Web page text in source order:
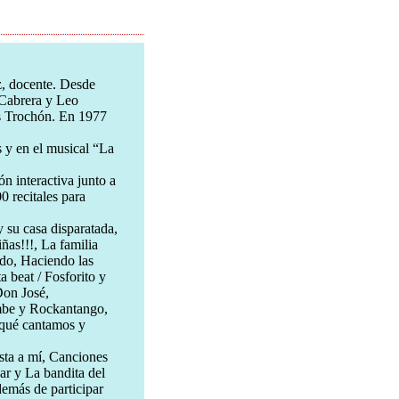
docente. Desde
y Leo
Trochón. En 1977
y en el musical “La
interactiva junto a
recitales para
casa disparatada,
La familia
Haciendo las
beat / Fosforito y
José,
y Rockantango,
cantamos y
a mí, Canciones
y La bandita del
de participar